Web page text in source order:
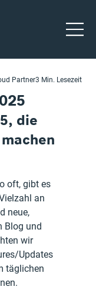
Partner3 Min. Lesezeit
die
oft, gibt es
an
neue,
Blog und
wir
Updates
täglichen